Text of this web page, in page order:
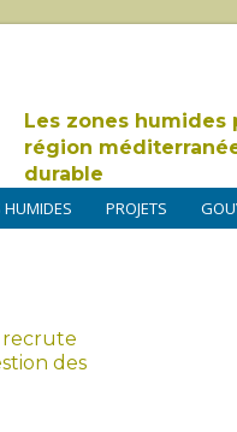
Les zones humides
région
durable
HUMIDES PROJETS
‬recrute
des